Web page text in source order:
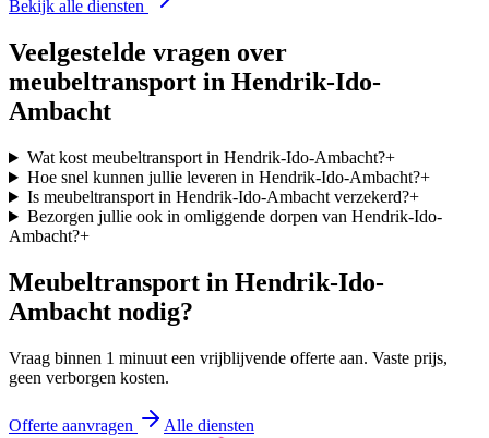
Bekijk alle diensten
Veelgestelde vragen over
meubeltransport in Hendrik-Ido-
Ambacht
Wat kost meubeltransport in Hendrik-Ido-Ambacht?+
Hoe snel kunnen jullie leveren in Hendrik-Ido-Ambacht?+
Is meubeltransport in Hendrik-Ido-Ambacht verzekerd?+
Bezorgen jullie ook in omliggende dorpen van Hendrik-Ido-
Ambacht?+
Meubeltransport in Hendrik-Ido-
Ambacht nodig?
Vraag binnen 1 minuut een vrijblijvende offerte aan. Vaste prijs,
geen verborgen kosten.
Offerte aanvragen Alle diensten